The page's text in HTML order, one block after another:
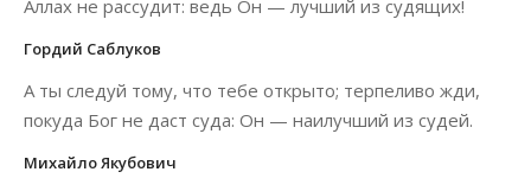
Аллах не рассудит: ведь Он — лучший из судящих!
Гордий Саблуков
А ты следуй тому, что тебе открыто; терпеливо жди,
покуда Бог не даст суда: Он — наилучший из судей.
Михайло Якубович